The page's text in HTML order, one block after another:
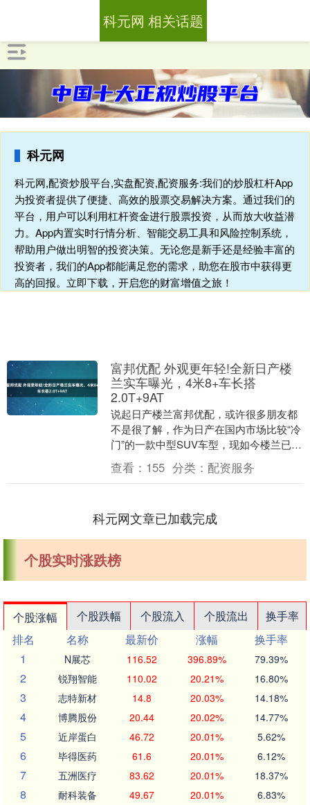
科元网
科元网,配资炒股平台,实盘配资,配资服务:我们的炒股杠杆App
为投资者提供了便捷、高效的股票交易解决方案。通过我们的
平台，用户可以利用杠杆资金进行股票投资，从而放大收益潜
力。App内置实时行情分析、智能交易工具和风险控制系统，
帮助用户做出明智的投资决策。无论您是新手还是经验丰富的
投资者，我们的App都能满足您的需求，助您在股市中获得更
高的回报。立即下载，开启您的财富增值之旅！
科元网 相关话题
富邦优配 外观更年轻!全新日产楼
兰实车曝光，4米8+车长搭
2.0T+9AT
说起日产楼兰富邦优配，或许很多朋友都
不是很了解，作为日产在国内市场比较“冷
门”的一款中型SUV车型，现如今楼兰已经
有十来年没进行换代了，逐渐淡出了大众
的视野，不....
查看： 155 分类： 配资服务
科元网文章已加载完成
个股实时涨跌榜
个股涨幅 个股跌幅 个股流入 个股流出
换手率
排名
名称 最新价 涨幅
换手率
1
N展芯 116.52 396.89% 79.39%
2 锐翔智能 110.02 20.21% 16.80%
3 志特新材 14.8 20.03% 14.18%
4 博腾股份 20.44 20.02% 14.77%
5 近岸蛋白 46.72 20.01% 5.62%
6 毕得医药 61.6 20.01% 6.12%
7 五洲医疗 83.62 20.01% 18.37%
8 耐科装备 49.67 20.01% 6.83%